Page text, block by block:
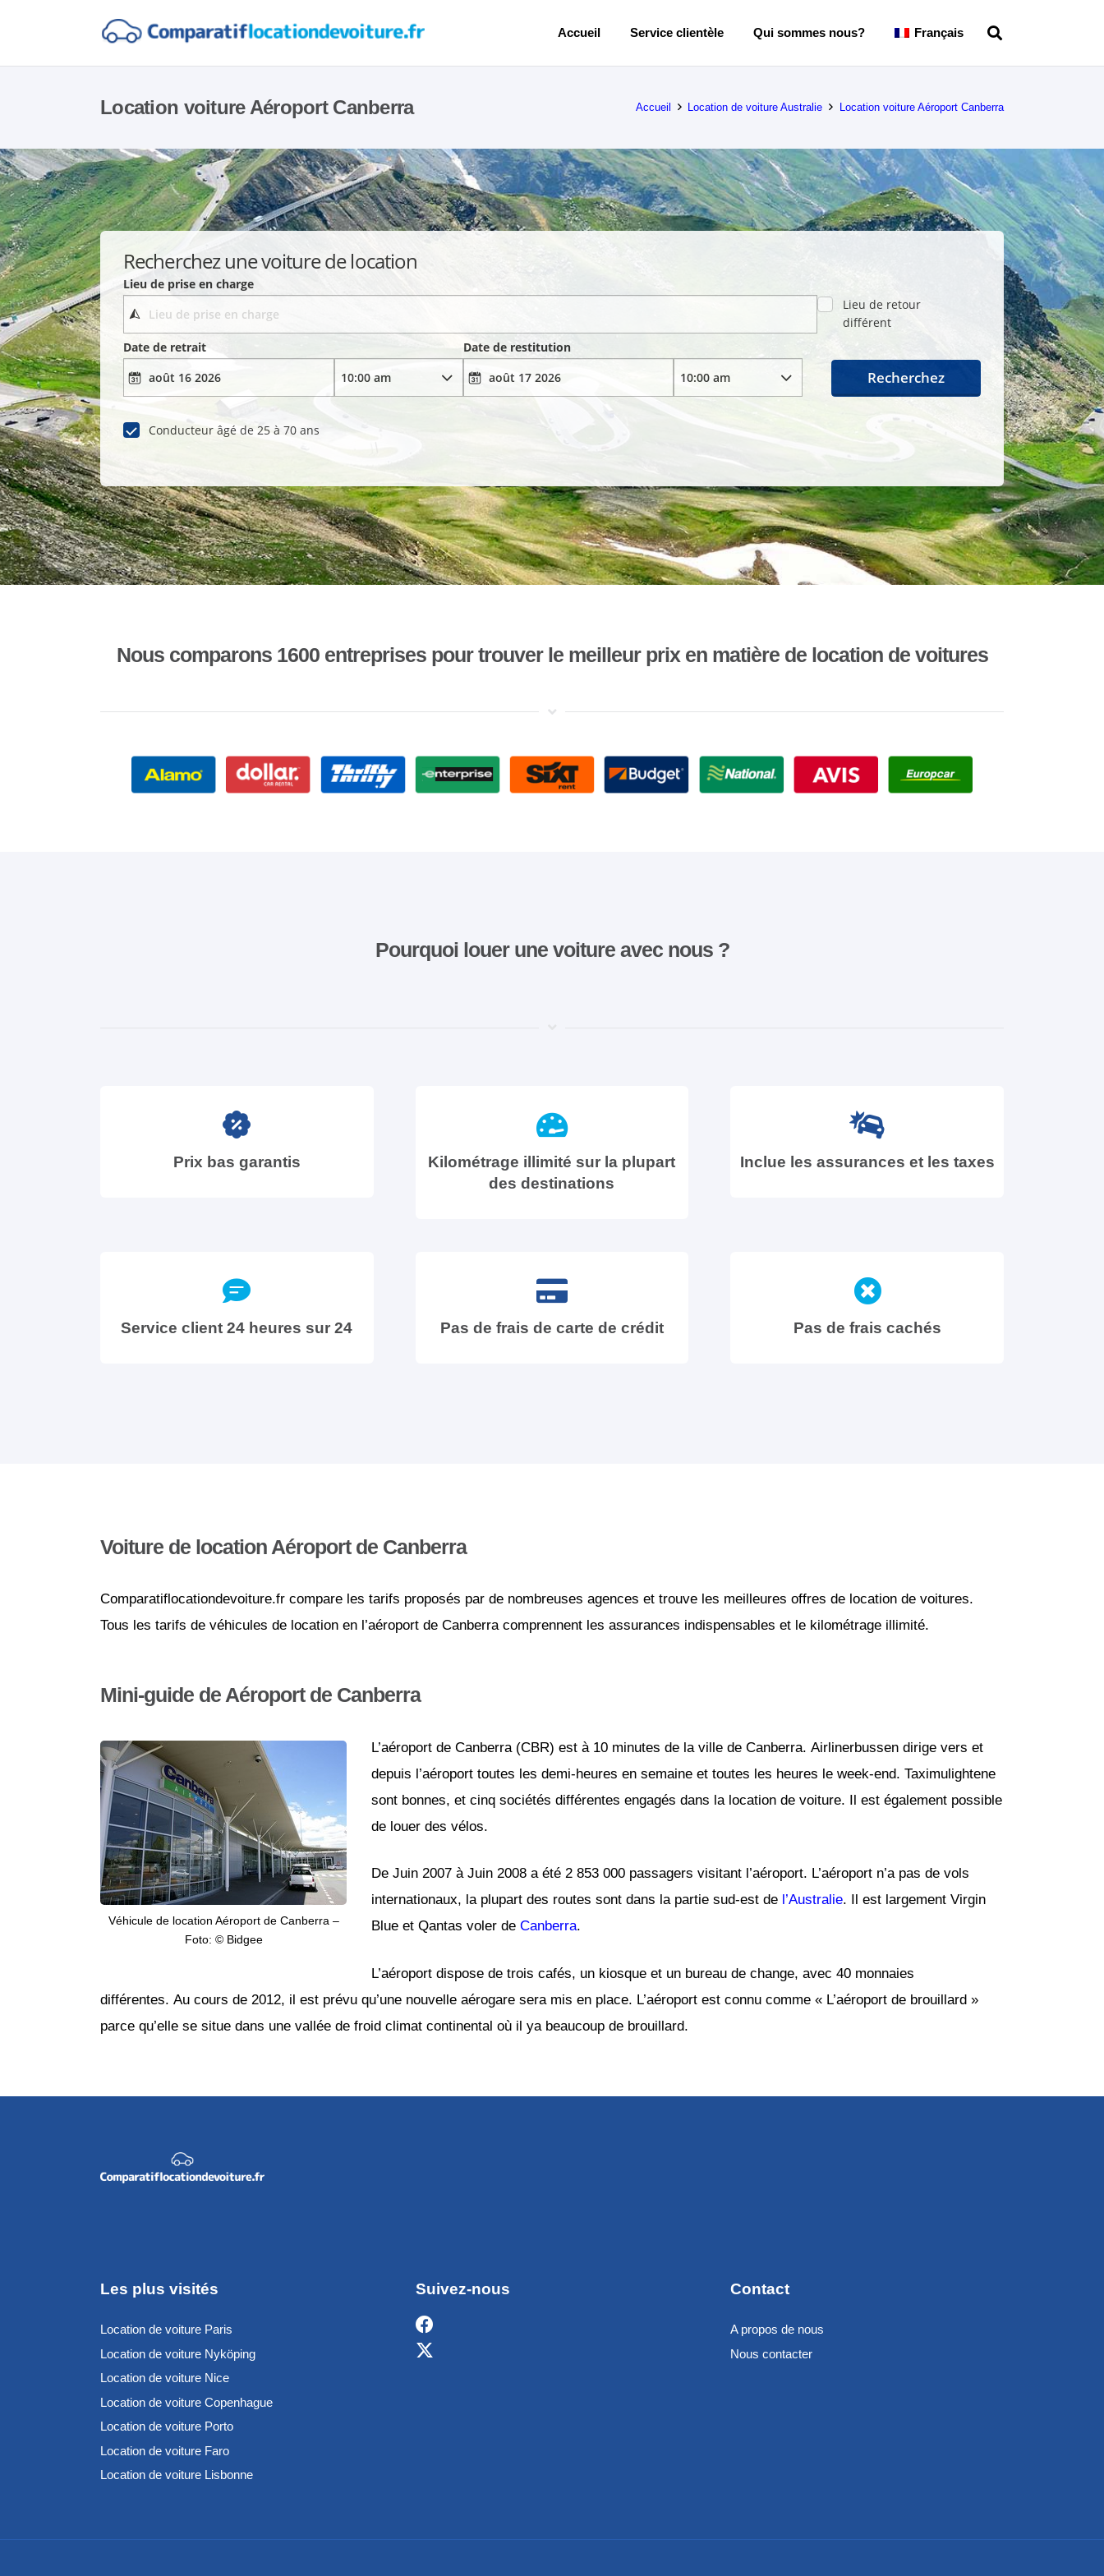
Accueil Service clientèle Qui sommes nous? Français
Location voiture Aéroport Canberra Accueil Location de voiture Australie Location voiture Aéroport Canberra
Recherchez une voiture de location
Lieu de prise en charge
Lieu de retour
différent
Date de retrait
Date de restitution
Conducteur âgé de 25 à 70 ans
Recherchez
Nous comparons 1600 entreprises pour trouver le meilleur prix en matière de location de voitures
Pourquoi louer une voiture avec nous ?
Prix bas garantis
Kilométrage illimité sur la plupart
des destinations
Inclue les assurances et les taxes
Service client 24 heures sur 24 Pas de frais de carte de crédit Pas de frais cachés
Voiture de location Aéroport de Canberra
Comparatiflocationdevoiture.fr compare les tarifs proposés par de nombreuses agences et trouve les meilleures offres de location de voitures.
Tous les tarifs de véhicules de location en l’aéroport de Canberra comprennent les assurances indispensables et le kilométrage illimité.
Mini-guide de Aéroport de Canberra
Véhicule de location Aéroport de Canberra –
Foto: © Bidgee
L’aéroport de Canberra (CBR) est à 10 minutes de la ville de Canberra. Airlinerbussen dirige vers et
depuis l’aéroport toutes les demi-heures en semaine et toutes les heures le week-end. Taximulightene
sont bonnes, et cinq sociétés différentes engagés dans la location de voiture. Il est également possible
de louer des vélos.
De Juin 2007 à Juin 2008 a été 2 853 000 passagers visitant l’aéroport. L’aéroport n’a pas de vols
internationaux, la plupart des routes sont dans la partie sud-est de l’Australie. Il est largement Virgin
Blue et Qantas voler de Canberra.
L’aéroport dispose de trois cafés, un kiosque et un bureau de change, avec 40 monnaies
différentes. Au cours de 2012, il est prévu qu’une nouvelle aérogare sera mis en place. L’aéroport est connu comme « L’aéroport de brouillard »
parce qu’elle se situe dans une vallée de froid climat continental où il ya beaucoup de brouillard.
Les plus visités
Location de voiture Paris
Location de voiture Nyköping
Location de voiture Nice
Location de voiture Copenhague
Location de voiture Porto
Location de voiture Faro
Location de voiture Lisbonne
Suivez-nous Contact
A propos de nous
Nous contacter